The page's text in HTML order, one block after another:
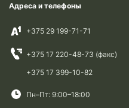
Адреса и телефоны
+375 29 199-71-71
+375 17 220-48-73 (факс)
+375 17 399-10-82
Пн–Пт: 9:00–18:00